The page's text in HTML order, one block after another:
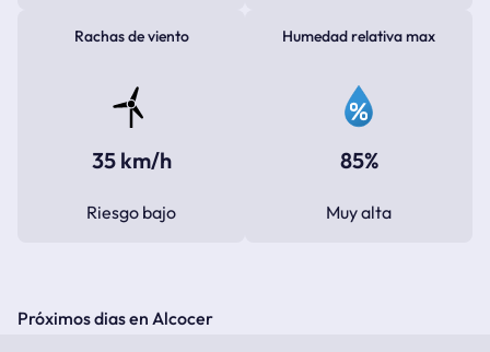
Rachas de viento
35 km/h
Riesgo bajo
Humedad relativa max
85%
Muy alta
Próximos dias en Alcocer